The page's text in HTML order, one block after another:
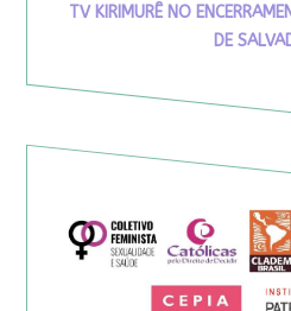
TV KIRIMURÊ NO
DE